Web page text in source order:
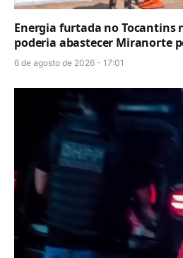
Energia furtada no Tocantins
poderia abastecer Miranorte
6 de agosto de 2026 - 17:01